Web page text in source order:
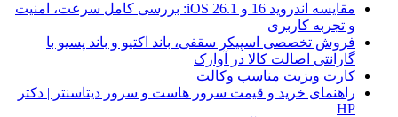
مقایسه اندروید 16 و iOS 26.1: بررسی کامل سرعت، امنیت
و تجربه کاربری
فروش تخصصی اسپیکر سقفی، باند اکتیو و باند پسیو با
گارانتی اصالت کالا در آوازک
کارت ویزیت مناسب وکالت
راهنمای خرید و قیمت سرور هاست و سرور دیتاسنتر | دکتر
HP